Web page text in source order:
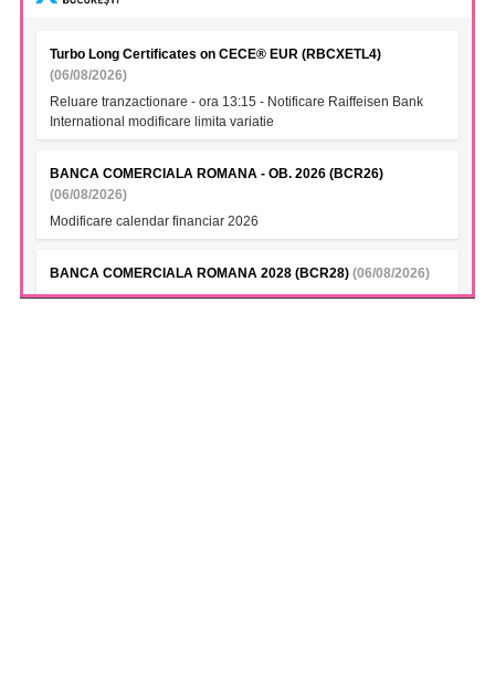
Turbo Long Certificates on CECE® EUR (RBCXETL4)
(06/08/2026)
Reluare tranzactionare - ora 13:15 - Notificare Raiffeisen Bank
International modificare limita variatie
BANCA COMERCIALA ROMANA - OB. 2026 (BCR26)
(06/08/2026)
Modificare calendar financiar 2026
BANCA COMERCIALA ROMANA 2028 (BCR28) (06/08/2026)
Modificare calendar financiar 2026